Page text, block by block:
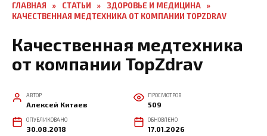
ГЛАВНАЯ » СТАТЬИ » ЗДОРОВЬЕ И МЕДИЦИНА
»
КАЧЕСТВЕННАЯ МЕДТЕХНИКА ОТ КОМПАНИИ TOPZDRAV
Качественная медтехника
от компании TopZdrav
АВТОР
Алексей Китаев
ПРОСМОТРОВ
509
ОПУБЛИКОВАНО
30.08.2018
ОБНОВЛЕНО
17.01.2026